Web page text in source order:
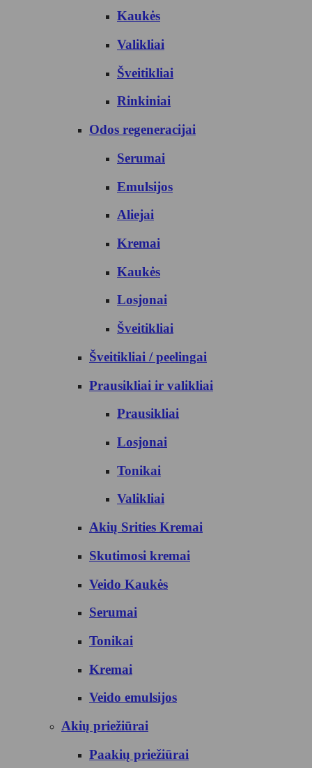
Kaukės
Valikliai
Šveitikliai
Rinkiniai
Odos regeneracijai
Serumai
Emulsijos
Aliejai
Kremai
Kaukės
Losjonai
Šveitikliai
Šveitikliai / peelingai
Prausikliai ir valikliai
Prausikliai
Losjonai
Tonikai
Valikliai
Akių Srities Kremai
Skutimosi kremai
Veido Kaukės
Serumai
Tonikai
Kremai
Veido emulsijos
Akių priežiūrai
Paakių priežiūrai